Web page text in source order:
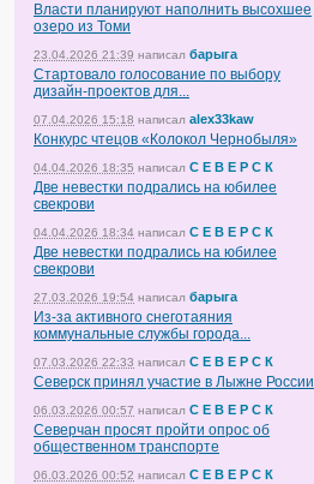
Власти планируют наполнить высохшее
озеро из Томи
23.04.2026 21:39 написал барыга
Стартовало голосование по выбору
дизайн-проектов для...
07.04.2026 15:18 написал alex33kaw
Конкурс чтецов «Колокол Чернобыля»
04.04.2026 18:35 написал С Е В Е Р С К
Две невестки подрались на юбилее
свекрови
04.04.2026 18:34 написал С Е В Е Р С К
Две невестки подрались на юбилее
свекрови
27.03.2026 19:54 написал барыга
Из-за активного снеготаяния
коммунальные службы города...
07.03.2026 22:33 написал С Е В Е Р С К
Северск принял участие в Лыжне России
06.03.2026 00:57 написал С Е В Е Р С К
Северчан просят пройти опрос об
общественном транспорте
06.03.2026 00:52 написал С Е В Е Р С К